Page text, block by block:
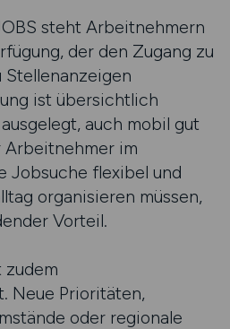
steht Arbeitnehmern
der den Zugang zu
ist übersichtlich
auch mobil gut
Arbeitnehmer im
Jobsuche flexibel und
organisieren müssen,
Vorteil.
Neue Prioritäten,
oder regionale